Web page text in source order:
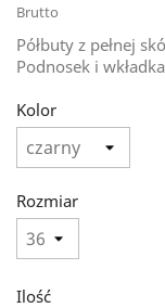
Brutto
Półbuty z pełnej
Podnosek i
Kolor
Rozmiar
Ilość